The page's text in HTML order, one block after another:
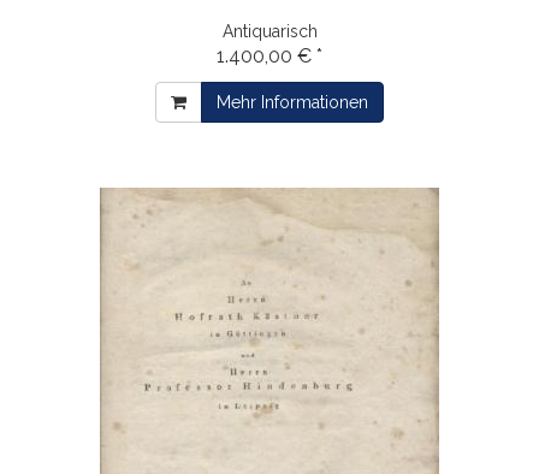
Antiquarisch
1.400,00 € *
Mehr Informationen